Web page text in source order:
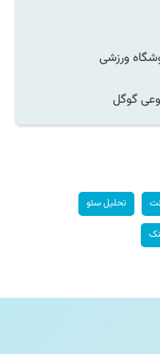
ورزشی
گوگل
تحلیل سئو